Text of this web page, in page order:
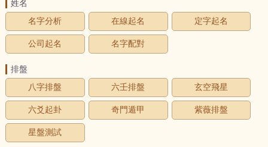
姓名
名字分析
在線起名 定字起名
公司起名 名字配對
排盤
八字排盤
六壬排盤 玄空飛星
六爻起卦 奇門遁甲 紫薇排盤
星盤測試